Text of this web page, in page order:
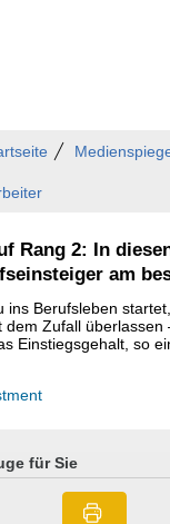
Rang 2: In
am
ins Berufsleben
dem Zufall überlassen
Einstiegsgehalt, so
für Sie